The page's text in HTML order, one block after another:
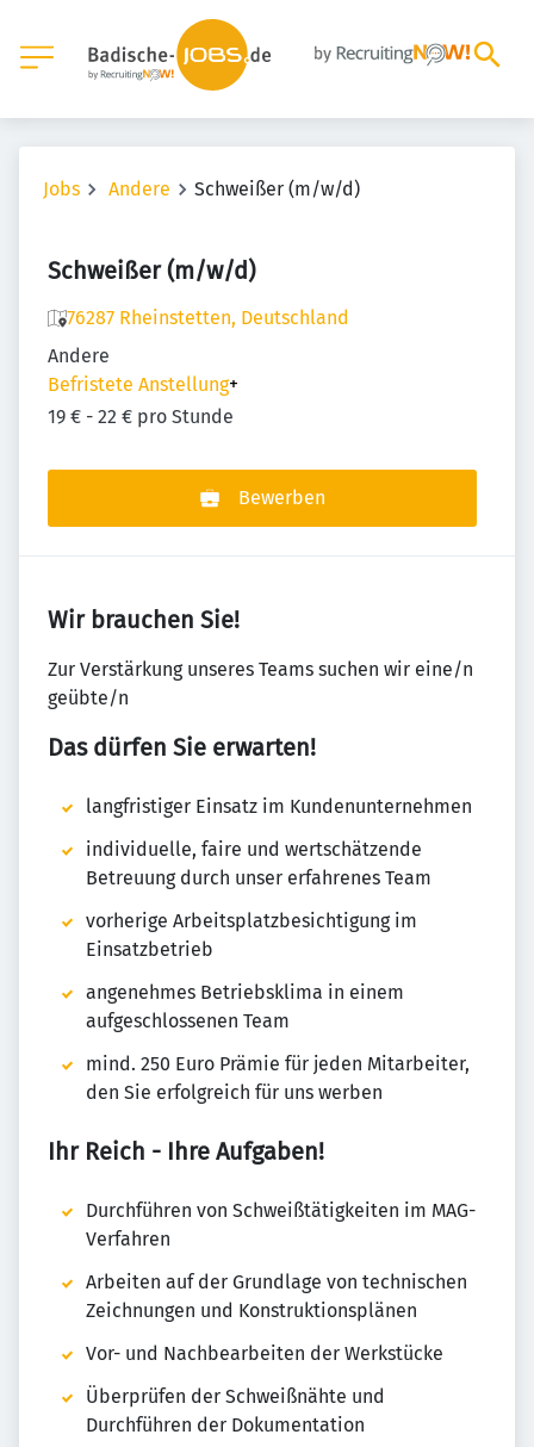
Jobs Andere Schweißer (m/w/d)
Schweißer (m/w/d)
76287 Rheinstetten, Deutschland
Andere
Befristete Anstellung+
19 € - 22 € pro Stunde
Bewerben
Wir brauchen Sie!
Zur Verstärkung unseres Teams suchen wir eine/n
geübte/n
Das dürfen Sie erwarten!
langfristiger Einsatz im Kundenunternehmen
individuelle, faire und wertschätzende
Betreuung durch unser erfahrenes Team
vorherige Arbeitsplatzbesichtigung im
Einsatzbetrieb
angenehmes Betriebsklima in einem
aufgeschlossenen Team
mind. 250 Euro Prämie für jeden Mitarbeiter,
den Sie erfolgreich für uns werben
Ihr Reich - Ihre Aufgaben!
Durchführen von Schweißtätigkeiten im MAG-
Verfahren
Arbeiten auf der Grundlage von technischen
Zeichnungen und Konstruktionsplänen
Vor- und Nachbearbeiten der Werkstücke
Überprüfen der Schweißnähte und
Durchführen der Dokumentation